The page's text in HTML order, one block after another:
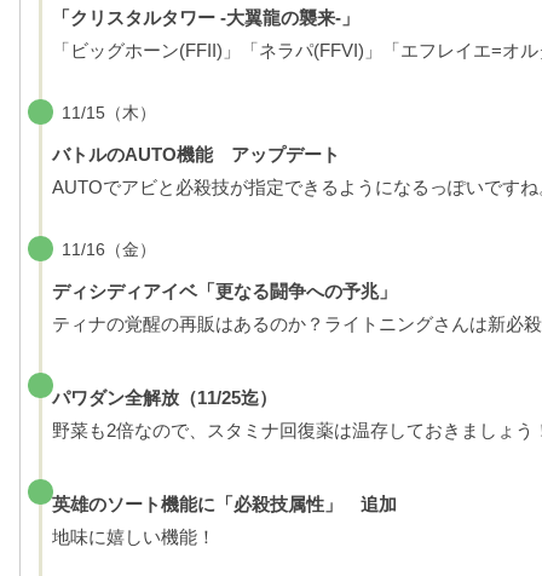
「クリスタルタワー -大翼龍の襲来-」
「ビッグホーン(FFII)」「ネラパ(FFVI)」「エフレイエ=
11/15（木）
バトルのAUTO機能 アップデート
AUTOでアビと必殺技が指定できるようになるっぽいですね
11/16（金）
ディシディアイベ「更なる闘争への予兆」
ティナの覚醒の再販はあるのか？ライトニングさんは新必
パワダン全解放（11/25迄）
野菜も2倍なので、スタミナ回復薬は温存しておきましょう
英雄のソート機能に「必殺技属性」 追加
地味に嬉しい機能！